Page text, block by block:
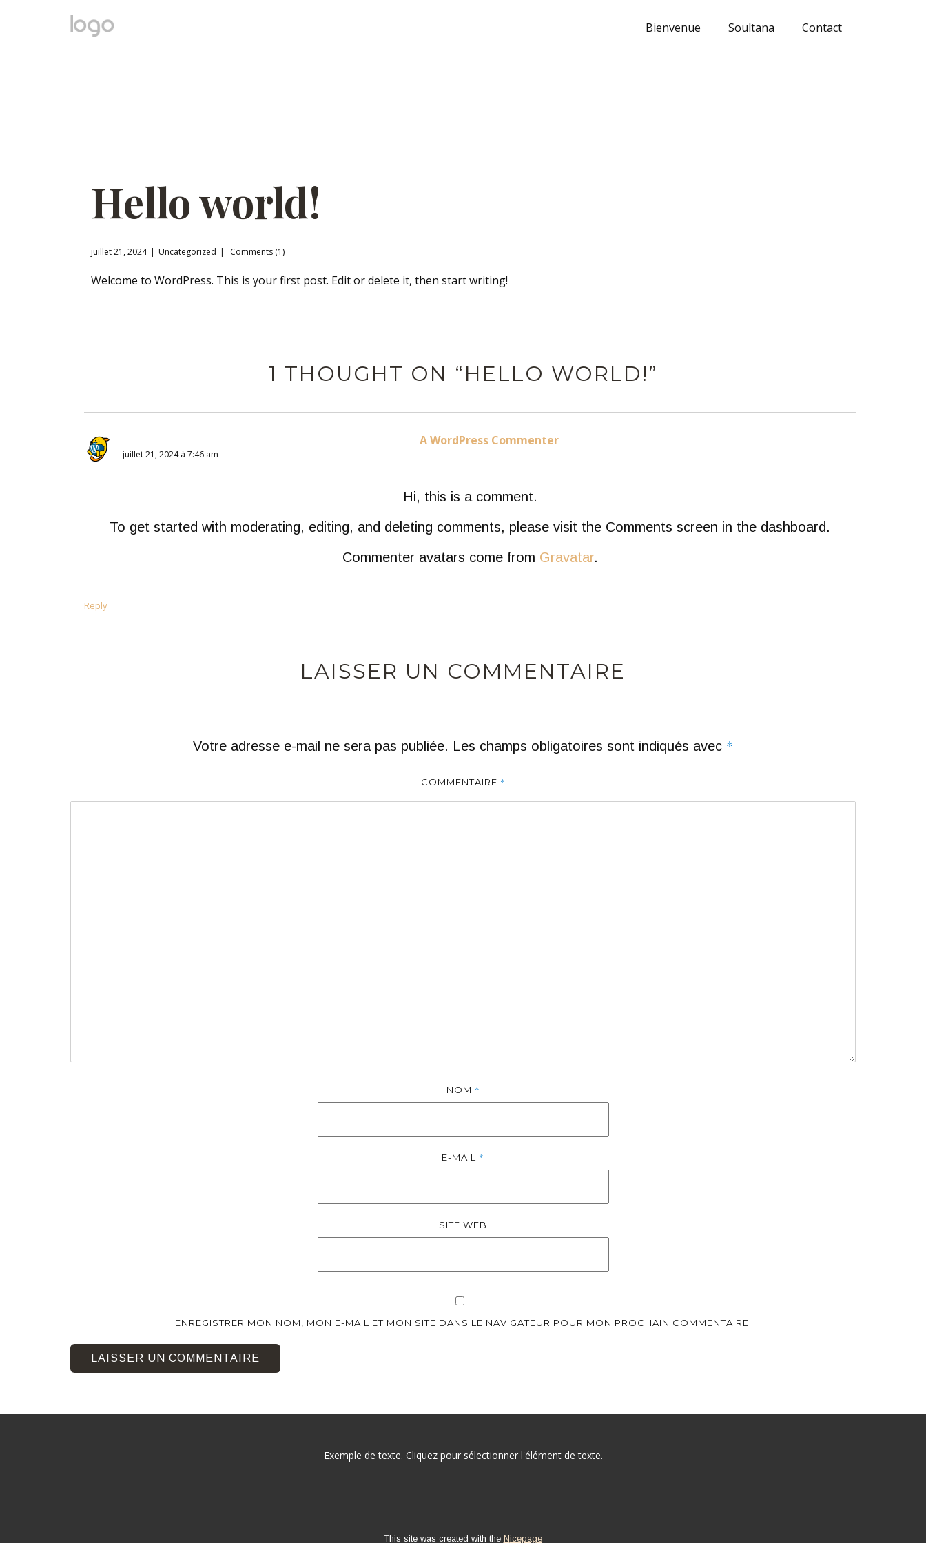
Bienvenue Soultana Contact
Hello world!
juillet 21, 2024 Uncategorized Comments (1)
Welcome to WordPress. This is your first post. Edit or delete it, then start writing!
1 THOUGHT ON “HELLO WORLD!”
A WordPress Commenter
juillet 21, 2024 à 7:46 am
Hi, this is a comment.
To get started with moderating, editing, and deleting comments, please visit the Comments screen in the dashboard.
Commenter avatars come from Gravatar.
Reply
LAISSER UN COMMENTAIRE
Votre adresse e-mail ne sera pas publiée. Les champs obligatoires sont indiqués avec *
COMMENTAIRE *
NOM *
E-MAIL *
SITE WEB
ENREGISTRER MON NOM, MON E-MAIL ET MON SITE DANS LE NAVIGATEUR POUR MON PROCHAIN COMMENTAIRE.
LAISSER UN COMMENTAIRE
Exemple de texte. Cliquez pour sélectionner l'élément de texte.
This site was created with the Nicepage